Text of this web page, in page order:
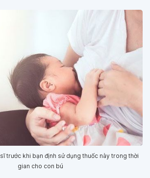
trước khi bạn định sử dụng thuốc này trong thời
gian cho con bú